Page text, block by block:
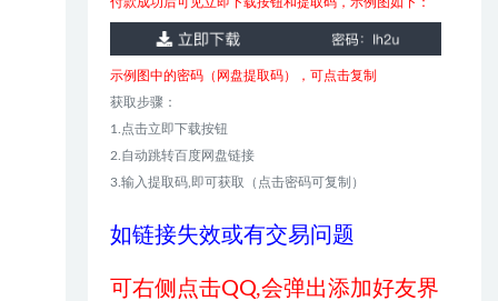
示例图中的密码（网盘提取码），可点击复制
获取步骤：
1.点击立即下载按钮
2.自动跳转百度网盘链接
3.输入提取码,即可获取（点击密码可复制）
如链接失效或有交易问题
可右侧点击QQ,会弹出添加好友界